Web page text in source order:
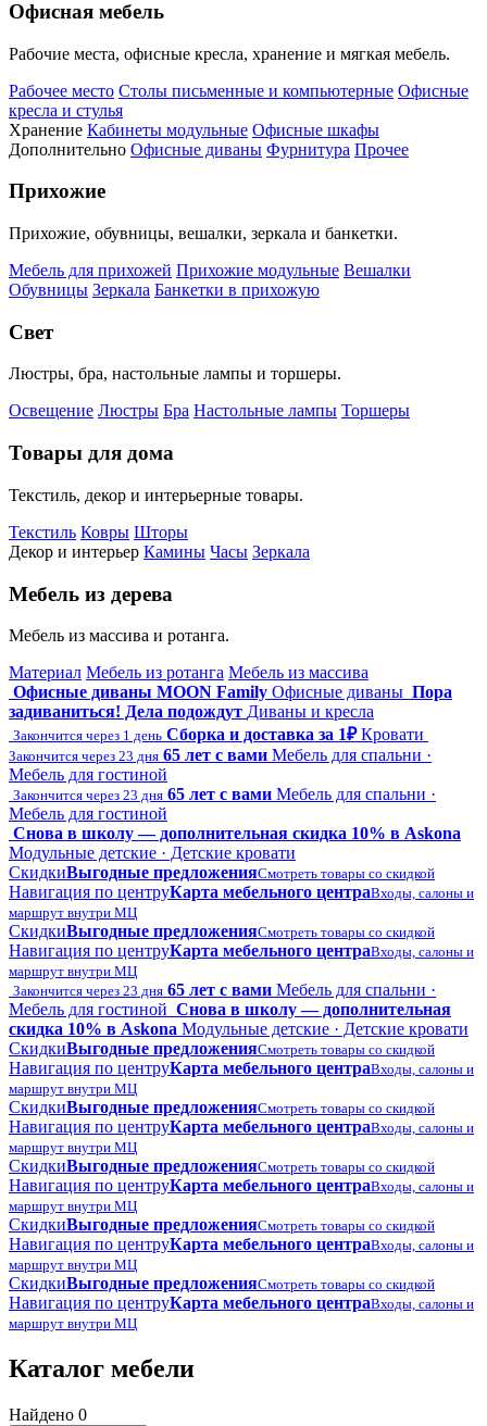
Офисная мебель
Рабочие места, офисные кресла, хранение и мягкая мебель.
Рабочее место Столы письменные и компьютерные Офисные
кресла и стулья
Хранение Кабинеты модульные Офисные шкафы
Дополнительно Офисные диваны Фурнитура Прочее
Прихожие
Прихожие, обувницы, вешалки, зеркала и банкетки.
Мебель для прихожей Прихожие модульные Вешалки
Обувницы Зеркала Банкетки в прихожую
Свет
Люстры, бра, настольные лампы и торшеры.
Освещение Люстры Бра Настольные лампы Торшеры
Товары для дома
Текстиль, декор и интерьерные товары.
Текстиль Ковры Шторы
Декор и интерьер Камины Часы Зеркала
Мебель из дерева
Мебель из массива и ротанга.
Материал Мебель из ротанга Мебель из массива
Офисные диваны MOON Family Офисные диваны Пора
задиваниться! Дела подождут Диваны и кресла
Закончится через 1 день Сборка и доставка за 1₽ Кровати
Закончится через 23 дня 65 лет с вами Мебель для спальни ·
Мебель для гостиной
Закончится через 23 дня 65 лет с вами Мебель для спальни ·
Мебель для гостиной
Снова в школу — дополнительная скидка 10% в Askona
Модульные детские · Детские кровати
СкидкиВыгодные предложенияСмотреть товары со скидкой
Навигация по центруКарта мебельного центраВходы, салоны и
маршрут внутри МЦ
СкидкиВыгодные предложенияСмотреть товары со скидкой
Навигация по центруКарта мебельного центраВходы, салоны и
маршрут внутри МЦ
Закончится через 23 дня 65 лет с вами Мебель для спальни ·
Мебель для гостиной Снова в школу — дополнительная
скидка 10% в Askona Модульные детские · Детские кровати
СкидкиВыгодные предложенияСмотреть товары со скидкой
Навигация по центруКарта мебельного центраВходы, салоны и
маршрут внутри МЦ
СкидкиВыгодные предложенияСмотреть товары со скидкой
Навигация по центруКарта мебельного центраВходы, салоны и
маршрут внутри МЦ
СкидкиВыгодные предложенияСмотреть товары со скидкой
Навигация по центруКарта мебельного центраВходы, салоны и
маршрут внутри МЦ
СкидкиВыгодные предложенияСмотреть товары со скидкой
Навигация по центруКарта мебельного центраВходы, салоны и
маршрут внутри МЦ
СкидкиВыгодные предложенияСмотреть товары со скидкой
Навигация по центруКарта мебельного центраВходы, салоны и
маршрут внутри МЦ
Каталог мебели
Найдено 0